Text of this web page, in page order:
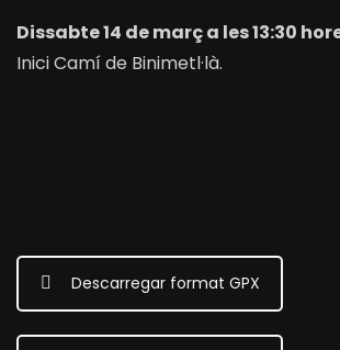
Dissabte 14 de març a les 13:30
Inici Camí de Binimetl·là.
Descarregar format GPX